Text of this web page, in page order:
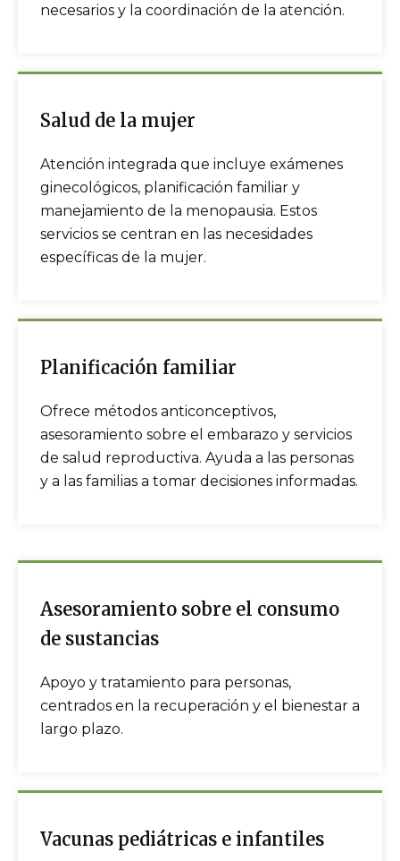
necesarios y la coordinación de la atención.
Salud de la mujer
Atención integrada que incluye exámenes
ginecológicos, planificación familiar y
manejamiento de la menopausia. Estos
servicios se centran en las necesidades
específicas de la mujer.
Planificación familiar
Ofrece métodos anticonceptivos,
asesoramiento sobre el embarazo y servicios
de salud reproductiva. Ayuda a las personas
y a las familias a tomar decisiones informadas.
Asesoramiento sobre el consumo
de sustancias
Apoyo y tratamiento para personas,
centrados en la recuperación y el bienestar a
largo plazo.
Vacunas pediátricas e infantiles